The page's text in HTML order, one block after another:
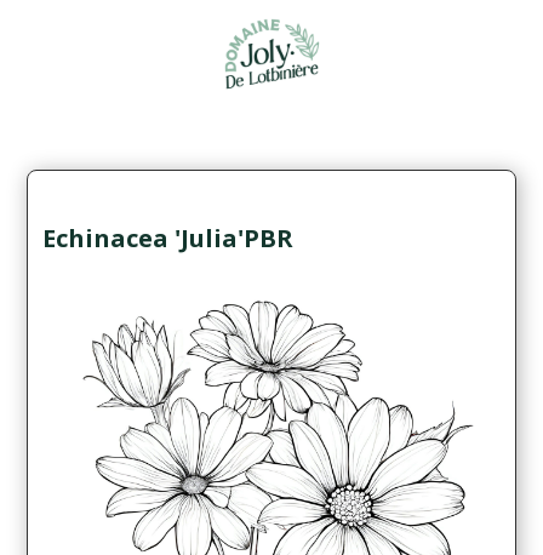
Echinacea 'Julia'PBR